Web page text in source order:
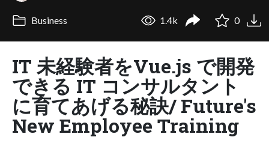
Business 1.4k 0
IT 未経験者をVue.js で開発
できる IT コンサルタント
に育てあげる秘訣/ Future's
New Employee Training